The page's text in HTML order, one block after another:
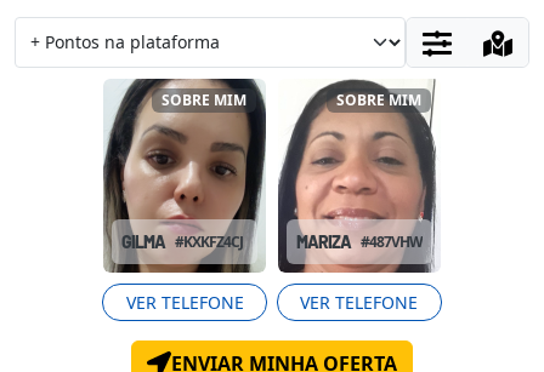
SOBRE MIM
GILMA #KXKFZ4CJ
VER TELEFONE
SOBRE MIM
MARIZA #487VHWAM
VER TELEFONE
ENVIAR MINHA OFERTA